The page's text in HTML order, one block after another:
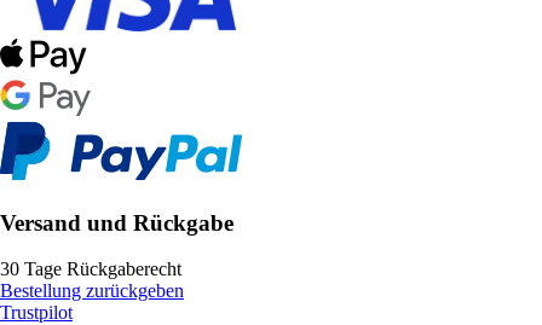
Versand und Rückgabe
30 Tage Rückgaberecht
Bestellung zurückgeben
Trustpilot